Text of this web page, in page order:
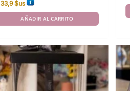
33,9$us
AÑADIR AL CARRITO